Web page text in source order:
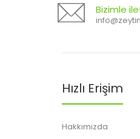
Bizimle
Hızlı Erişim
Hakkımızda